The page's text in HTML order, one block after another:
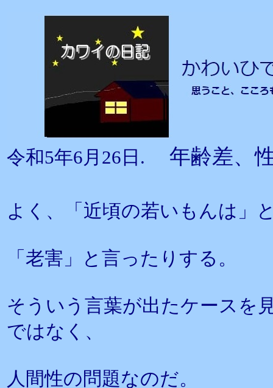
令和5年6月26日. 年齢差、
よく、「近頃の若いもんは」
「老害」と言ったりする。
そういう言葉が出たケースを
ではなく、
人間性の問題なのだ。